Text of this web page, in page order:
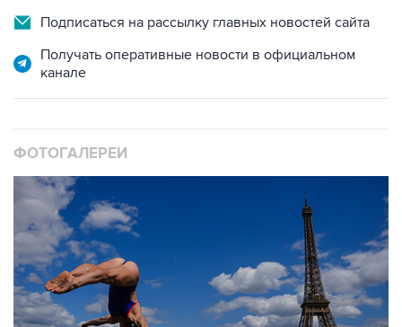
Подписаться на рассылку главных новостей сайта
Получать оперативные новости в официальном
канале
ФОТОГАЛЕРЕИ